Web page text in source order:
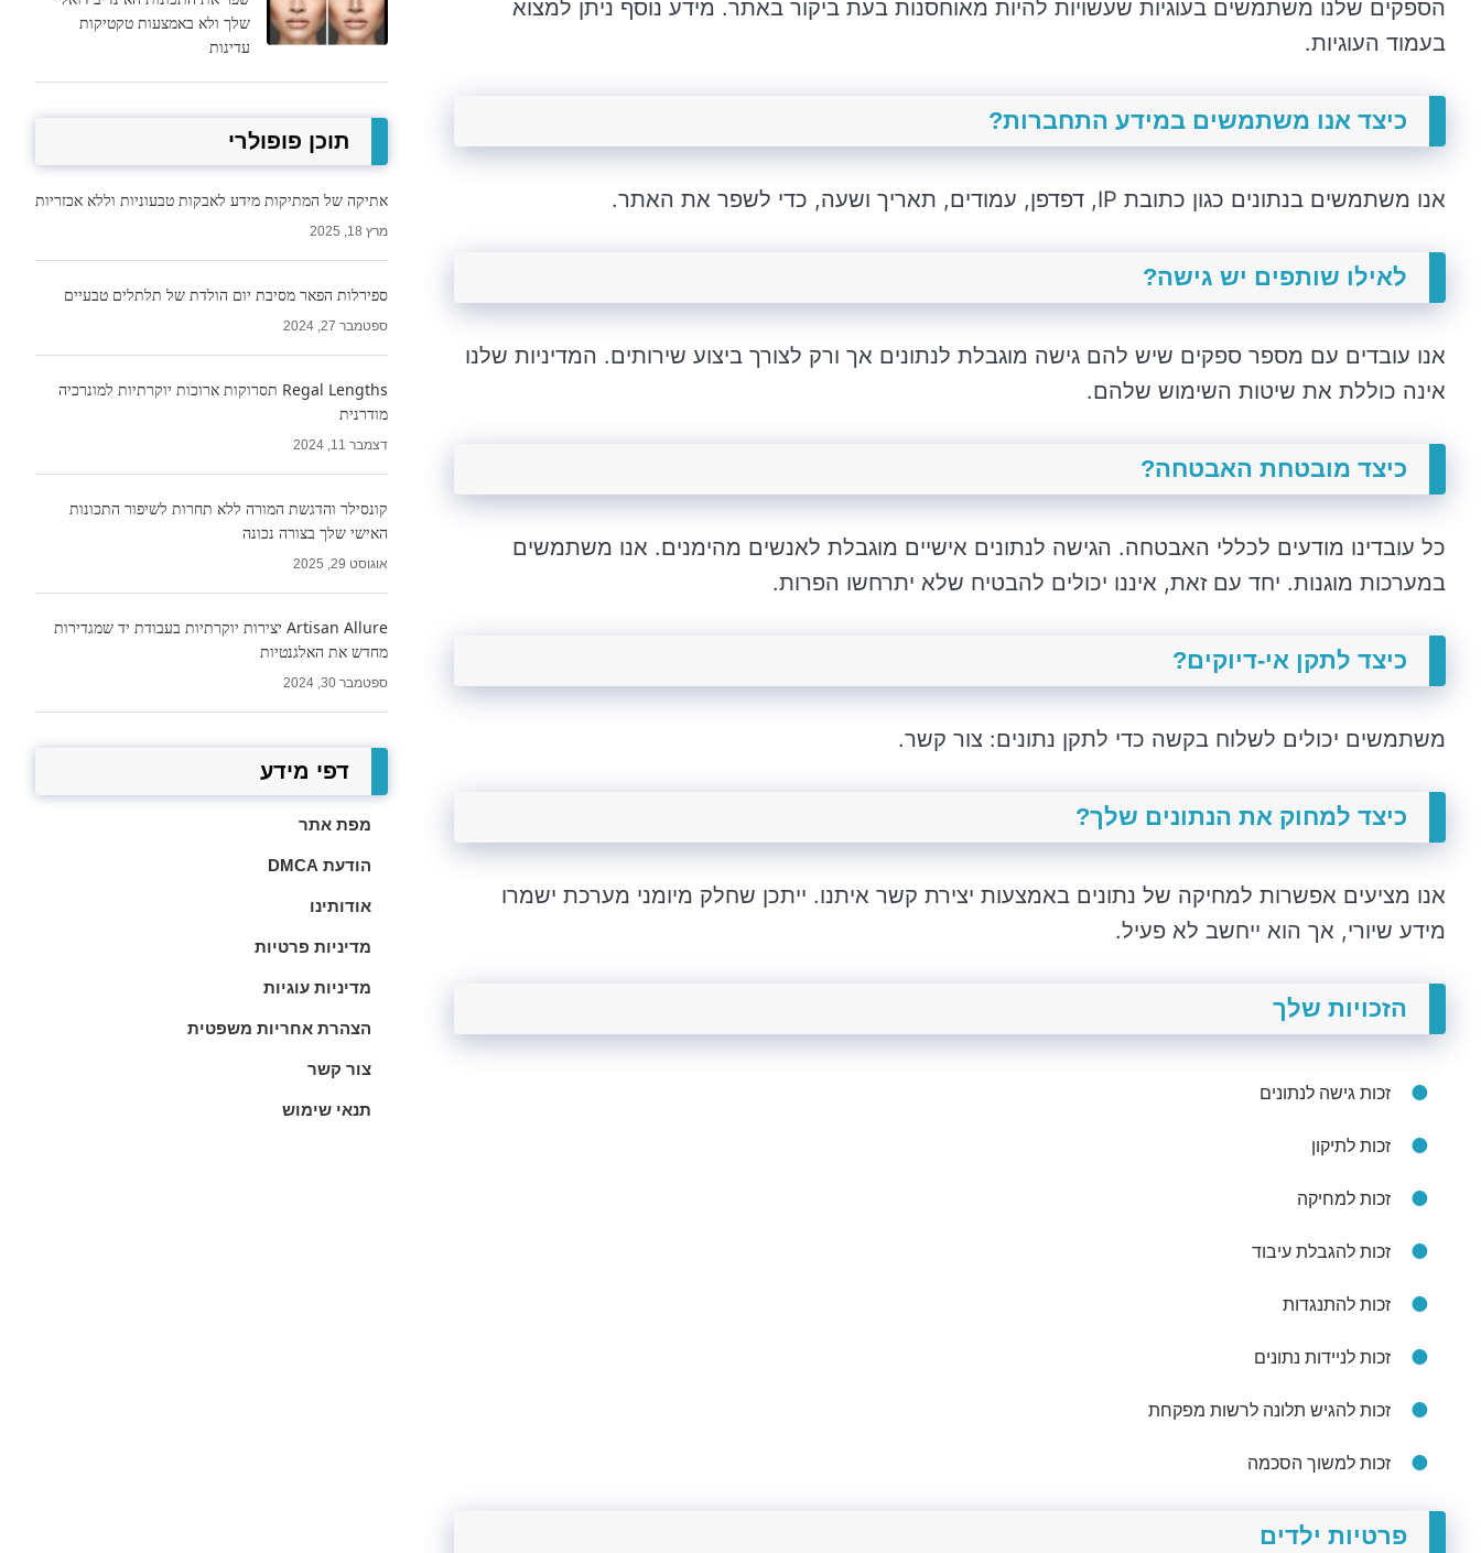
הספקים שלנו משתמשים בעוגיות שעשויות להיות מאוחסנות בעת ביקור באתר. מידע נוסף ניתן למצוא
בעמוד העוגיות.
כיצד אנו משתמשים במידע התחברות?
אנו משתמשים בנתונים כגון כתובת IP, דפדפן, עמודים, תאריך ושעה, כדי לשפר את האתר.
לאילו שותפים יש גישה?
אנו עובדים עם מספר ספקים שיש להם גישה מוגבלת לנתונים אך ורק לצורך ביצוע שירותים. המדיניות שלנו
אינה כוללת את שיטות השימוש שלהם.
כיצד מובטחת האבטחה?
כל עובדינו מודעים לכללי האבטחה. הגישה לנתונים אישיים מוגבלת לאנשים מהימנים. אנו משתמשים
במערכות מוגנות. יחד עם זאת, איננו יכולים להבטיח שלא יתרחשו הפרות.
כיצד לתקן אי-דיוקים?
משתמשים יכולים לשלוח בקשה כדי לתקן נתונים: צור קשר.
כיצד למחוק את הנתונים שלך?
אנו מציעים אפשרות למחיקה של נתונים באמצעות יצירת קשר איתנו. ייתכן שחלק מיומני מערכת ישמרו
מידע שיורי, אך הוא ייחשב לא פעיל.
הזכויות שלך
זכות גישה לנתונים
זכות לתיקון
זכות למחיקה
זכות להגבלת עיבוד
זכות להתנגדות
זכות לניידות נתונים
זכות להגיש תלונה לרשות מפקחת
זכות למשוך הסכמה
פרטיות ילדים
שלך ולא באמצעות טקטיקות
עדינות
תוכן פופולרי
אתיקה של המתיקות מידע לאבקות טבעוניות וללא אכזריות
מרץ 18, 2025
ספירלות הפאר מסיבת יום הולדת של תלתלים טבעיים
ספטמבר 27, 2024
Regal Lengths תסרוקות ארוכות יוקרתיות למונרכיה
מודרנית
דצמבר 11, 2024
קונסילר והדגשת המורה ללא תחרות לשיפור התכונות
האישי שלך בצורה נכונה
אוגוסט 29, 2025
Artisan Allure יצירות יוקרתיות בעבודת יד שמגדירות
מחדש את האלגנטיות
ספטמבר 30, 2024
דפי מידע
מפת אתר
הודעת DMCA
אודותינו
מדיניות פרטיות
מדיניות עוגיות
הצהרת אחריות משפטית
צור קשר
תנאי שימוש